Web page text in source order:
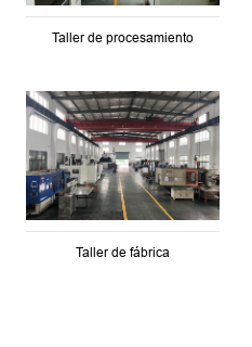
Taller de procesamiento
Taller de fábrica